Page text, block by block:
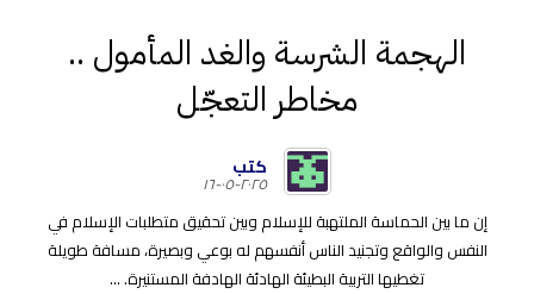
الهجمة الشرسة والغد المأمول ..
مخاطر التعجّل
كتب
٢٠٢٥-٠٥-١٦
إن ما بين الحماسة الملتهبة للإسلام وبين تحقيق متطلبات الإسلام في
النفس والواقع وتجنيد الناس أنفسهم له بوعي وبصيرة، مسافة طويلة
تغطيها التربية البطيئة الهادئة الهادفة المستنيرة. ...